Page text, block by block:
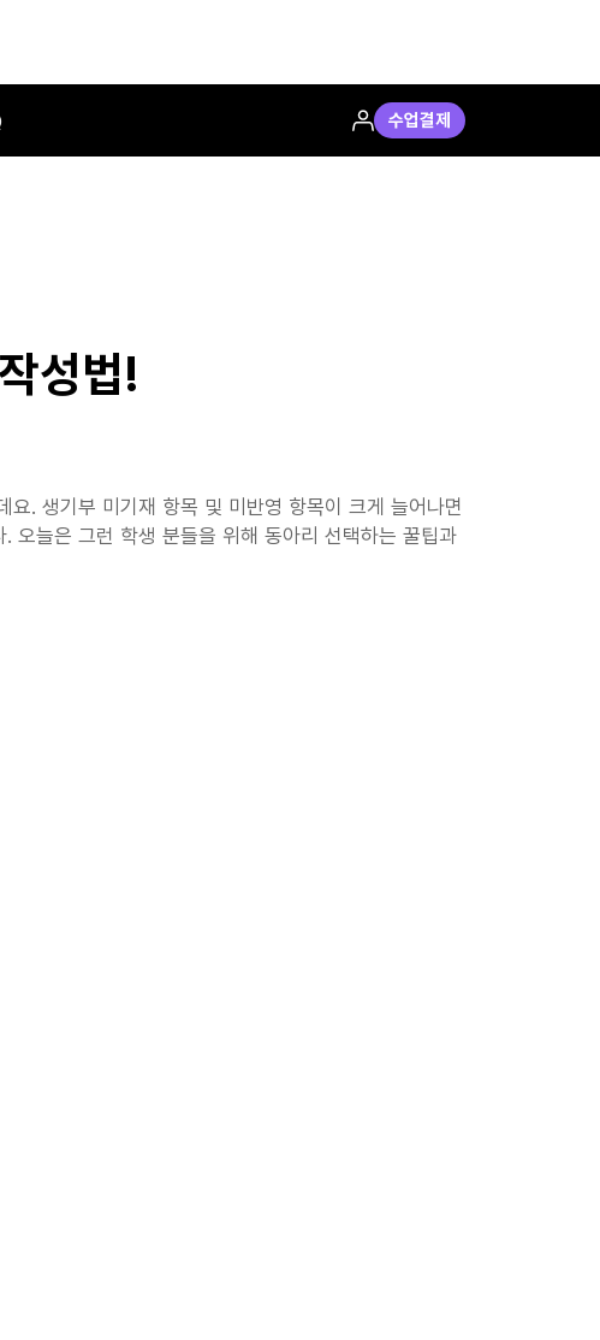
수업결제
성법!
. 생기부 미기재 항목 및 미반영 항목이 크게 늘어나면
오늘은 그런 학생 분들을 위해 동아리 선택하는 꿀팁과